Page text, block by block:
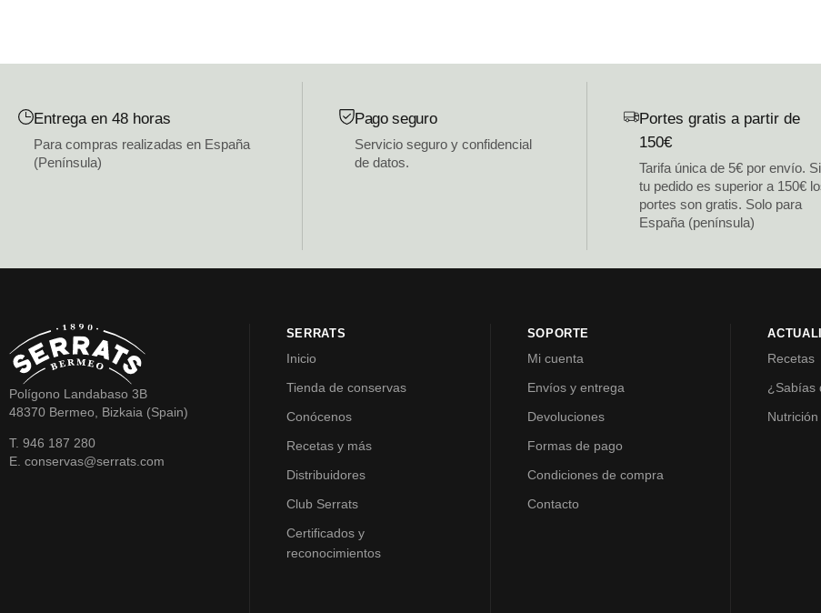
Entrega en 48 horas
Para compras realizadas en España
(Península)
Pago seguro
Servicio seguro y confidencial
de datos.
Portes gratis a partir de
150€
Tarifa única de 5€ por envío. Si
tu pedido es superior a 150€
portes son gratis. Solo para
España (península)
Polígono Landabaso 3B
48370 Bermeo, Bizkaia (Spain)
T. 946 187 280
E. conservas@serrats.com
SERRATS
Inicio
Tienda de conservas
Conócenos
Recetas y más
Distribuidores
Club Serrats
Certificados y
reconocimientos
SOPORTE
Mi cuenta
Envíos y entrega
Devoluciones
Formas de pago
Condiciones de compra
Contacto
Recetas